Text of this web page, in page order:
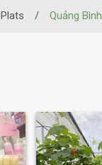
Plats / Quảng Bình